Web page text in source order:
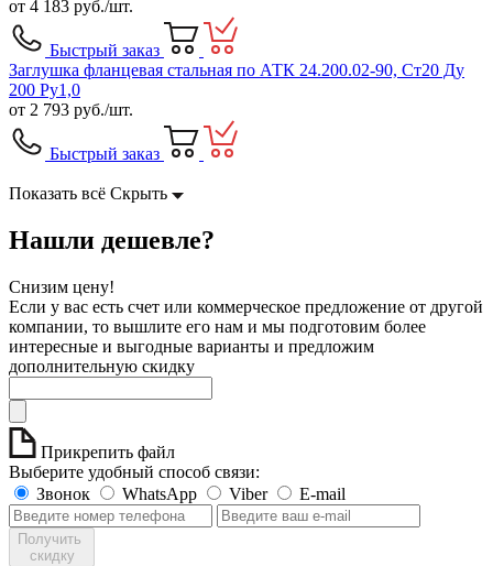
от 4 183 руб./шт.
Быстрый заказ
Заглушка фланцевая стальная по АТК 24.200.02-90, Ст20 Ду
200 Ру1,0
от 2 793 руб./шт.
Быстрый заказ
Показать всё Скрыть
Нашли дешевле?
Снизим цену!
Если у вас есть счет или коммерческое предложение от другой
компании, то вышлите его нам и мы подготовим более
интересные и выгодные варианты и предложим
дополнительную скидку
Прикрепить файл
Выберите удобный способ связи:
Звонок
WhatsApp Viber E-mail
Получить
скидку